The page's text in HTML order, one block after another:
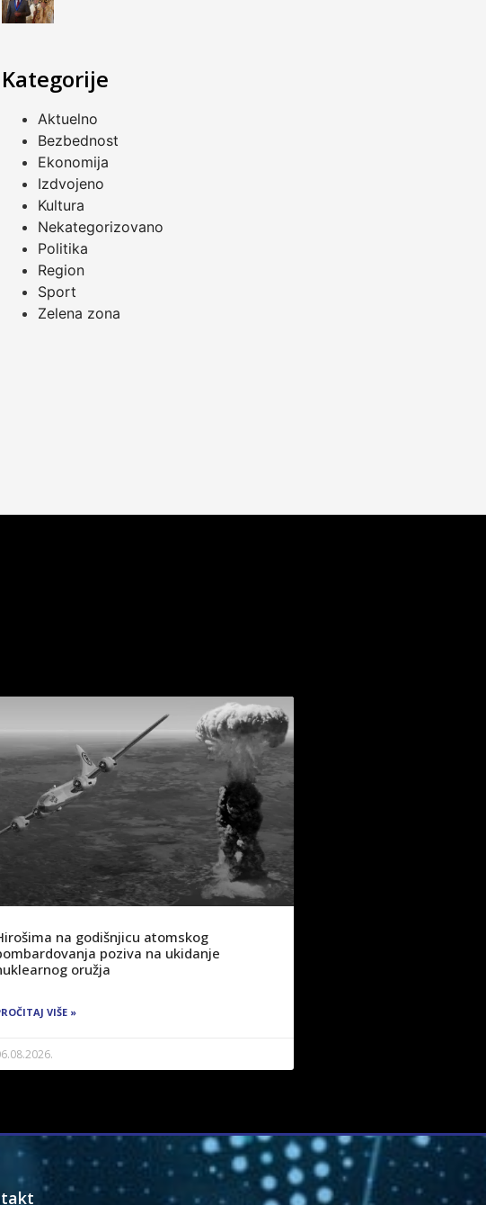
Kategorije
Aktuelno
Bezbednost
Ekonomija
Izdvojeno
Kultura
Nekategorizovano
Politika
Region
Sport
Zelena zona
na godišnjicu atomskog
poziva na ukidanje
oružja
VIŠE »